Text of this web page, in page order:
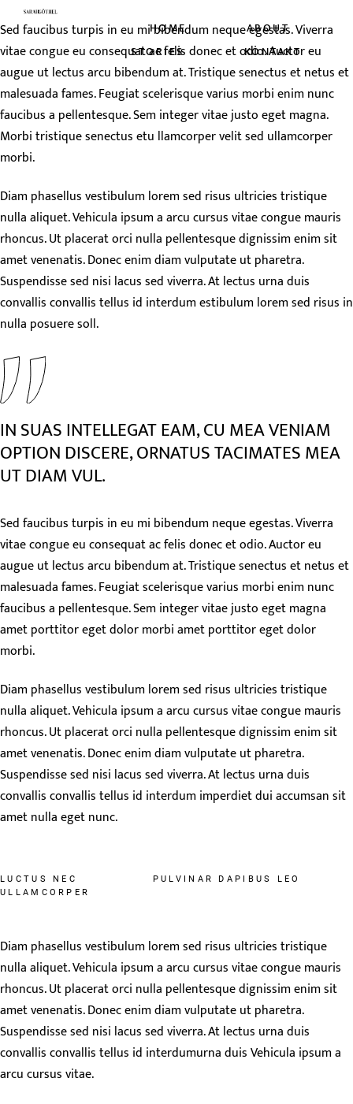
HOME
ABOUT
STORIES
KONTAKT
Sed faucibus turpis in eu mi bibendum neque egestas. Viverra
vitae congue eu consequat ac felis donec et odio. Auctor eu
augue ut lectus arcu bibendum at. Tristique senectus et netus et
malesuada fames. Feugiat scelerisque varius morbi enim nunc
faucibus a pellentesque. Sem integer vitae justo eget magna.
Morbi tristique senectus etu llamcorper velit sed ullamcorper
morbi.
Diam phasellus vestibulum lorem sed risus ultricies tristique
nulla aliquet. Vehicula ipsum a arcu cursus vitae congue mauris
rhoncus. Ut placerat orci nulla pellentesque dignissim enim sit
amet venenatis. Donec enim diam vulputate ut pharetra.
Suspendisse sed nisi lacus sed viverra. At lectus urna duis
convallis convallis tellus id interdum estibulum lorem sed risus in
nulla posuere soll.
IN SUAS INTELLEGAT EAM, CU MEA VENIAM
OPTION DISCERE, ORNATUS TACIMATES MEA
UT DIAM VUL.
Sed faucibus turpis in eu mi bibendum neque egestas. Viverra
vitae congue eu consequat ac felis donec et odio. Auctor eu
augue ut lectus arcu bibendum at. Tristique senectus et netus et
malesuada fames. Feugiat scelerisque varius morbi enim nunc
faucibus a pellentesque. Sem integer vitae justo eget magna
amet porttitor eget dolor morbi amet porttitor eget dolor
morbi.
Diam phasellus vestibulum lorem sed risus ultricies tristique
nulla aliquet. Vehicula ipsum a arcu cursus vitae congue mauris
rhoncus. Ut placerat orci nulla pellentesque dignissim enim sit
amet venenatis. Donec enim diam vulputate ut pharetra.
Suspendisse sed nisi lacus sed viverra. At lectus urna duis
convallis convallis tellus id interdum imperdiet dui accumsan sit
amet nulla eget nunc.
LUCTUS NEC
ULLAMCORPER
PULVINAR DAPIBUS LEO
Diam phasellus vestibulum lorem sed risus ultricies tristique
nulla aliquet. Vehicula ipsum a arcu cursus vitae congue mauris
rhoncus. Ut placerat orci nulla pellentesque dignissim enim sit
amet venenatis. Donec enim diam vulputate ut pharetra.
Suspendisse sed nisi lacus sed viverra. At lectus urna duis
convallis convallis tellus id interdumurna duis Vehicula ipsum a
arcu cursus vitae.